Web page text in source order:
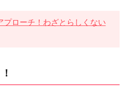
プローチ！わざとらしくない